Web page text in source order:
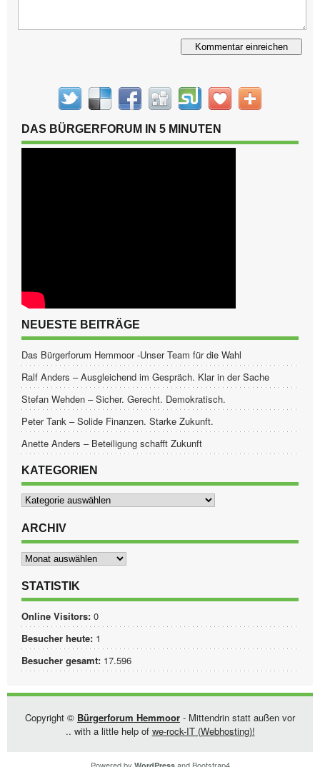
DAS BÜRGERFORUM IN 5 MINUTEN
NEUESTE BEITRÄGE
Das Bürgerforum Hemmoor -Unser Team für die Wahl
Ralf Anders – Ausgleichend im Gespräch. Klar in der Sache
Stefan Wehden – Sicher. Gerecht. Demokratisch.
Peter Tank – Solide Finanzen. Starke Zukunft.
Anette Anders – Beteiligung schafft Zukunft
KATEGORIEN
Kategorien
ARCHIV
Archiv
STATISTIK
Online Visitors: 0
Besucher heute: 1
Besucher gesamt: 17.596
Copyright © Bürgerforum Hemmoor - Mittendrin statt außen vor
.. with a little help of we-rock-IT (Webhosting)!